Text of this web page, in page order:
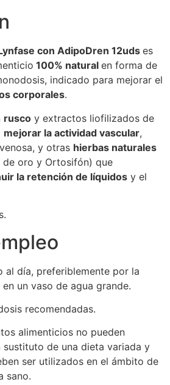
con AdipoDren 12uds es
100% natural en forma de
indicado para mejorar el
corporales.
rusco y extractos liofilizados de
mejorar la actividad vascular,
y otras hierbas naturales
de oro y Ortosifón) que
la retención de líquidos y el
al día, preferiblemente por la
un vaso de agua grande.
recomendadas.
alimenticios no pueden
sustituto de una dieta variada y
ser utilizados en el ámbito de
sano.